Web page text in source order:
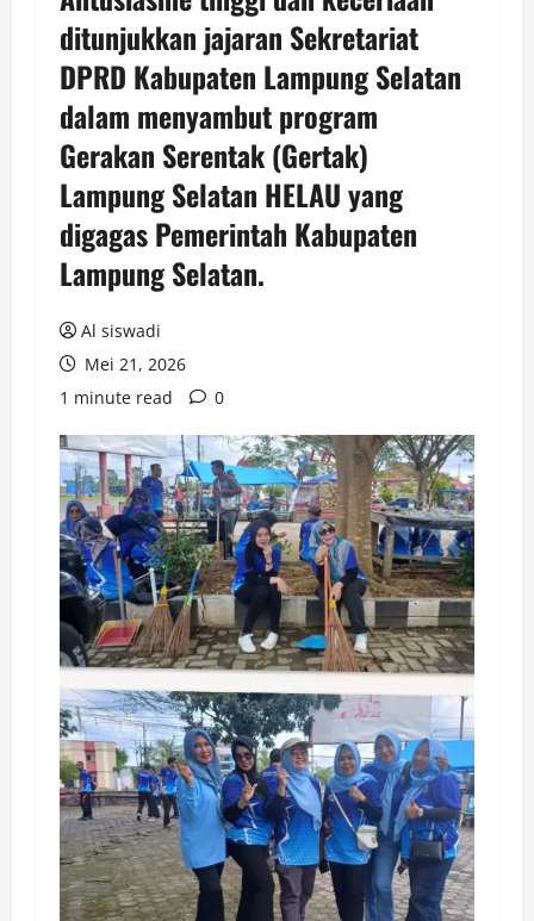
ditunjukkan jajaran Sekretariat
DPRD Kabupaten Lampung Selatan
dalam menyambut program
Gerakan Serentak (Gertak)
Lampung Selatan HELAU yang
digagas Pemerintah Kabupaten
Lampung Selatan.
Al siswadi
Mei 21, 2026
1 minute read
0